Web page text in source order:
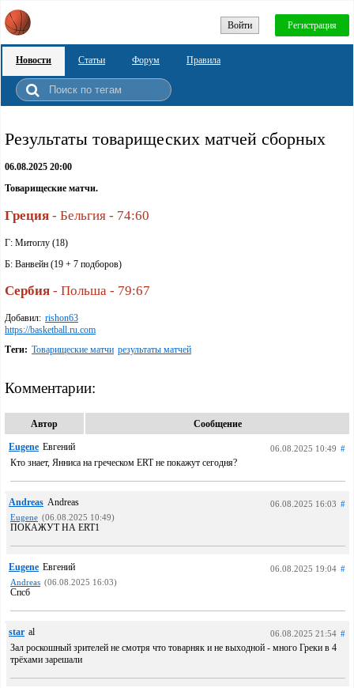
Войти Регистрация
Новости Статьи Форум Правила
Результаты товарищеских матчей сборных
06.08.2025 20:00
Товарищеские матчи.
Греция - Бельгия - 74:60
Г: Митоглу (18)
Б: Ванвейн (19 + 7 подборов)
Сербия - Польша - 79:67
Добавил: rishon63
https://basketball.ru.com
Теги: Товарищеские матчи результаты матчей
Комментарии:
Автор Сообщение
Eugene Евгений 06.08.2025 10:49 #
Кто знает, Янниса на греческом ERT не покажут сегодня?
Andreas Andreas 06.08.2025 16:03 #
Eugene (06.08.2025 10:49)
ПОКАЖУТ НА ERT1
Eugene Евгений 06.08.2025 19:04 #
Andreas (06.08.2025 16:03)
Спсб
star al 06.08.2025 21:54 #
Зал роскошный зрителей не смотря что товарняк и не выходной - много Греки в 4
трёхами зарешали